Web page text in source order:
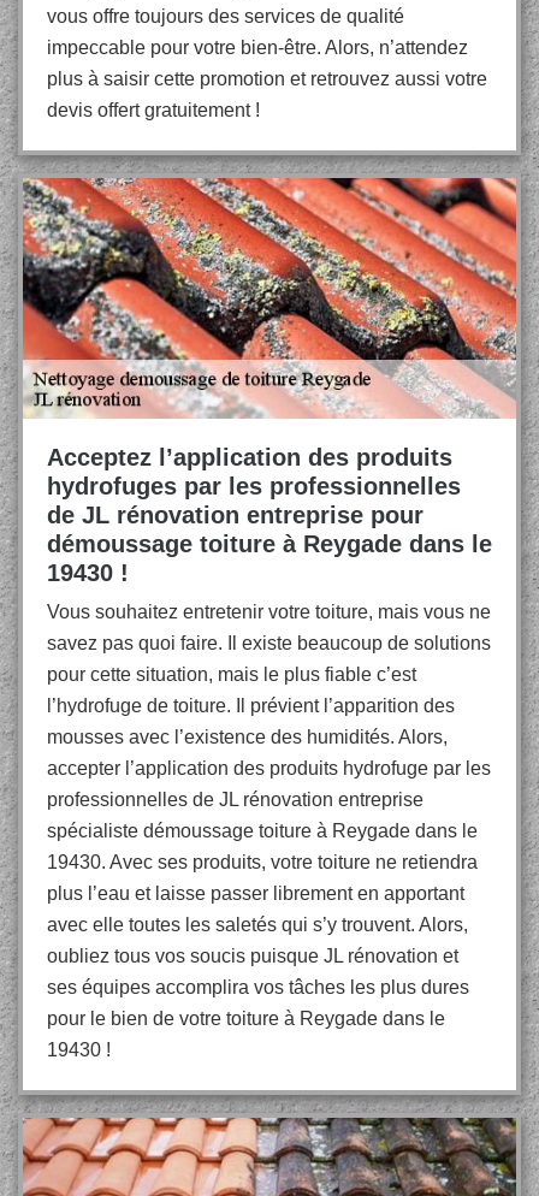
vous offre toujours des services de qualité
impeccable pour votre bien-être. Alors, n’attendez
plus à saisir cette promotion et retrouvez aussi votre
devis offert gratuitement !
Acceptez l’application des produits
hydrofuges par les professionnelles
de JL rénovation entreprise pour
démoussage toiture à Reygade dans le
19430 !
Vous souhaitez entretenir votre toiture, mais vous ne
savez pas quoi faire. Il existe beaucoup de solutions
pour cette situation, mais le plus fiable c’est
l’hydrofuge de toiture. Il prévient l’apparition des
mousses avec l’existence des humidités. Alors,
accepter l’application des produits hydrofuge par les
professionnelles de JL rénovation entreprise
spécialiste démoussage toiture à Reygade dans le
19430. Avec ses produits, votre toiture ne retiendra
plus l’eau et laisse passer librement en apportant
avec elle toutes les saletés qui s’y trouvent. Alors,
oubliez tous vos soucis puisque JL rénovation et
ses équipes accomplira vos tâches les plus dures
pour le bien de votre toiture à Reygade dans le
19430 !